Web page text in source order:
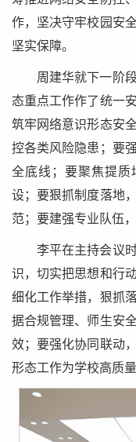
作，坚决守牢校园安
坚实保障。
周建华就下一阶
态重点工作作了统一
筑牢网络意识形态安
控各类风险隐患；要
全底线；要聚焦提质
设；要狠抓制度落地
范；要建强专业队伍
李平在主持会议
识，切实把思想和行
细化工作举措，狠抓
据合规管理、师生安
效；要强化协同联动
形态工作为学校高质